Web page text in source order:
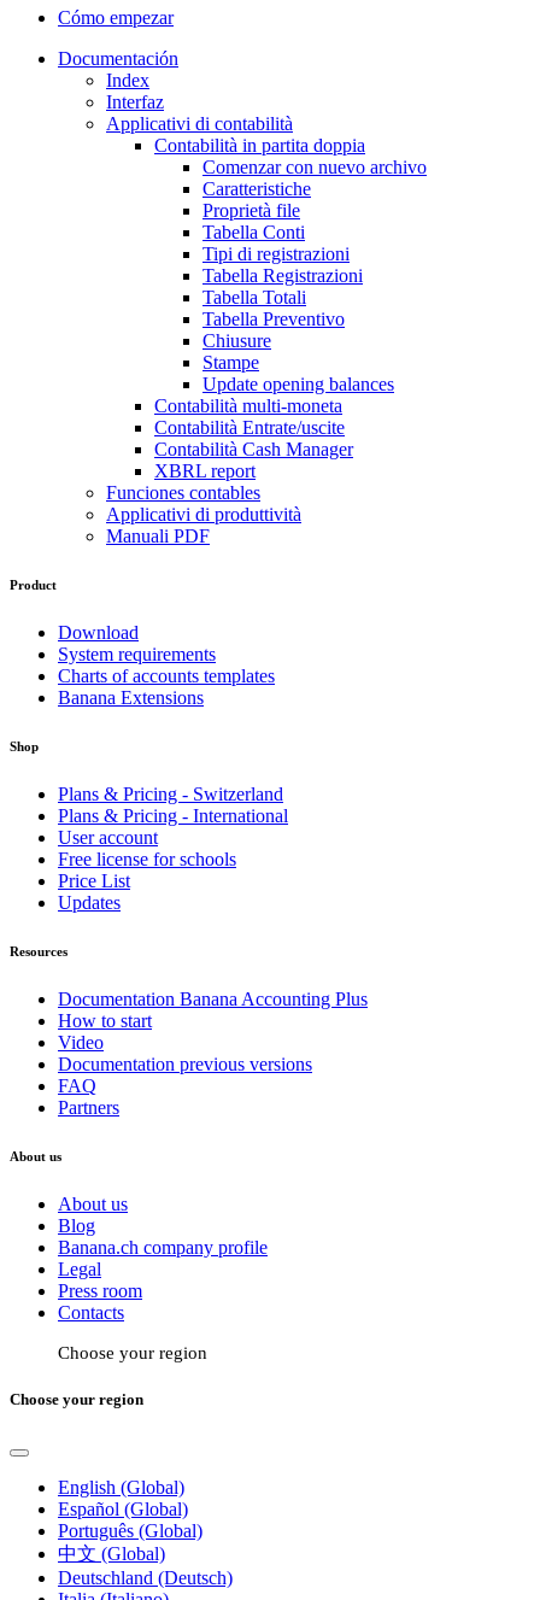
Cómo empezar
Documentación
Index
Interfaz
Applicativi di contabilità
Contabilità in partita doppia
Comenzar con nuevo archivo
Caratteristiche
Proprietà file
Tabella Conti
Tipi di registrazioni
Tabella Registrazioni
Tabella Totali
Tabella Preventivo
Chiusure
Stampe
Update opening balances
Contabilità multi-moneta
Contabilità Entrate/uscite
Contabilità Cash Manager
XBRL report
Funciones contables
Applicativi di produttività
Manuali PDF
Product
Download
System requirements
Charts of accounts templates
Banana Extensions
Shop
Plans & Pricing - Switzerland
Plans & Pricing - International
User account
Free license for schools
Price List
Updates
Resources
Documentation Banana Accounting Plus
How to start
Video
Documentation previous versions
FAQ
Partners
About us
About us
Blog
Banana.ch company profile
Legal
Press room
Contacts
Choose your region
Choose your region
English (Global)
Español (Global)
Português (Global)
中文 (Global)
Deutschland (Deutsch)